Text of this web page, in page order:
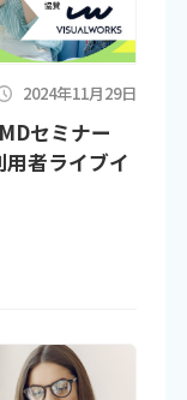
2024年11月29日
セミナー
用者ライブイ